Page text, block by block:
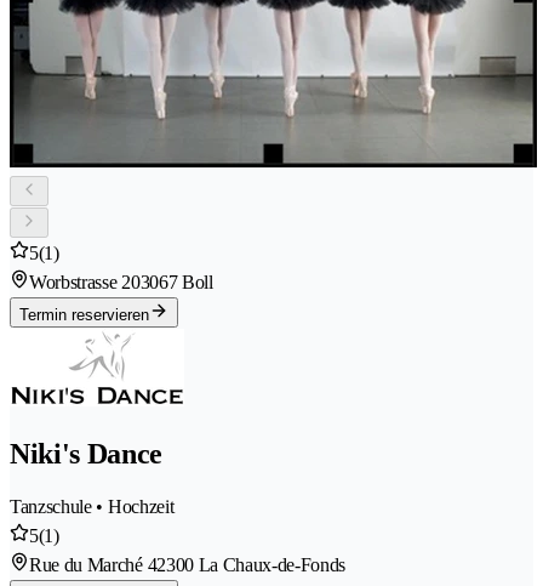
5(1)
Worbstrasse 203067 Boll
Termin reservieren
Niki's Dance
Tanzschule • Hochzeit
5(1)
Rue du Marché 42300 La Chaux-de-Fonds